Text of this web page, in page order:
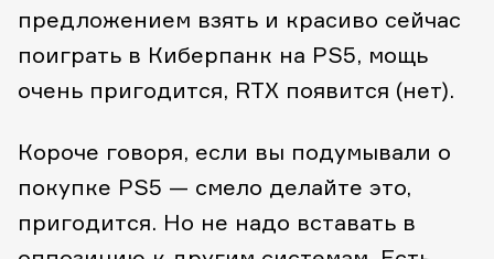
предложением взять и красиво сейчас
поиграть в Киберпанк на PS5, мощь
очень пригодится, RTX появится (нет).
Короче говоря, если вы подумывали о
покупке PS5 — смело делайте это,
пригодится. Но не надо вставать в